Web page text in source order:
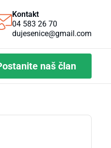
Kontakt
04 583 26 70
dujesenice@gmail.com
naš član